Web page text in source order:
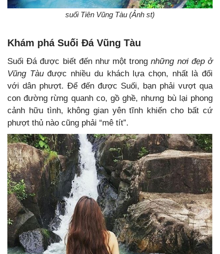
suối Tiên Vũng Tàu (Ảnh st)
Khám phá Suối Đá Vũng Tàu
Suối Đá được biết đến như một trongnhững nơi đẹp ở
Vũng Tàuđược nhiều du khách lựa chọn, nhất là đối
với dân phượt. Để đến được Suối, bạn phải vượt qua
con đường rừng quanh co, gồ ghề, nhưng bù lại phong
cảnh hữu tình, không gian yên tĩnh khiến cho bất cứ
phượt thủ nào cũng phải “mê tít”.